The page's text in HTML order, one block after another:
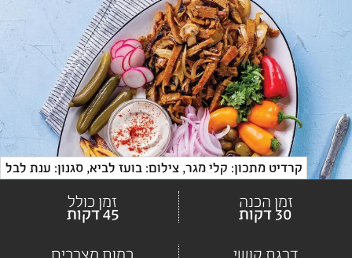
קרדיט מתכון: קלי מגר, צילום: בועז לביא, סגנון: ענת לבל
זמן הכנה
30 דקות
זמן כולל
45 דקות
דרגת קושי
כמות מצרכים